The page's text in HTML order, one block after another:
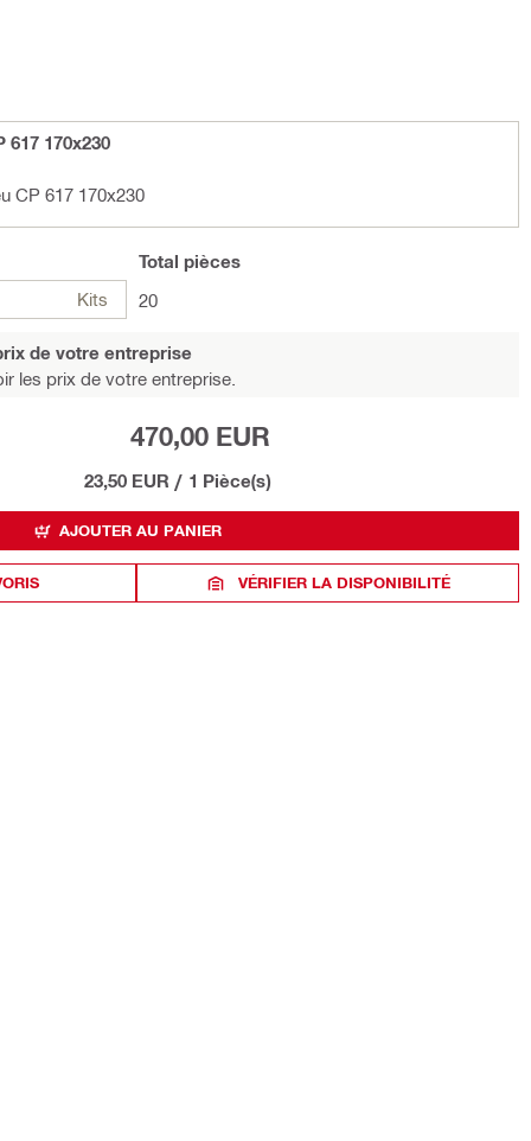
170x230
CP 617 170x230
Kits
Total pièces
20
de votre entreprise
les prix de votre entreprise.
470,00 EUR
23,50 EUR / 1 Pièce(s)
AJOUTER AU PANIER
VÉRIFIER LA DISPONIBILITÉ